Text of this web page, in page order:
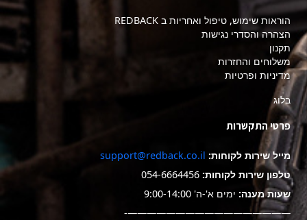
הוראות שימוש, טיפול ואחריות ב REDBACK
הצהרה והסדרי נגישות
תקנון
משלוחים והחזרות
מדיניות ופרטיות
בלוג
פרטי התקשרות
מייל שירות לקוחות: support@redback.co.il
טלפון שירות לקוחות: 054-6664456
שעות מענה: ימים א'-ה' 9:00-14:00
—————————————————-